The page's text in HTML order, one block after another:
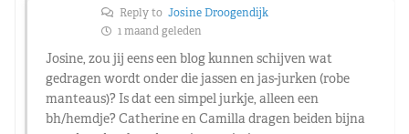
Reply to Josine Droogendijk
1 maand geleden
Josine, zou jij eens een blog kunnen schijven wat
gedragen wordt onder die jassen en jas-jurken (robe
manteaus)? Is dat een simpel jurkje, alleen een
bh/hemdje? Catherine en Camilla dragen beiden bijna